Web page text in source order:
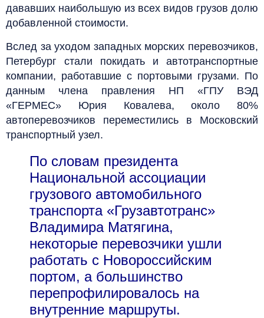
дававших наибольшую из всех видов грузов долю
добавленной стоимости.
Вслед за уходом западных морских перевозчиков,
Петербург стали покидать и автотранспортные
компании, работавшие с портовыми грузами. По
данным члена правления НП «ГПУ ВЭД
«ГЕРМЕС» Юрия Ковалева, около 80%
автоперевозчиков переместились в Московский
транспортный узел.
По словам президента
Национальной ассоциации
грузового автомобильного
транспорта «Грузавтотранс»
Владимира Матягина,
некоторые перевозчики ушли
работать с Новороссийским
портом, а большинство
перепрофилировалось на
внутренние маршруты.